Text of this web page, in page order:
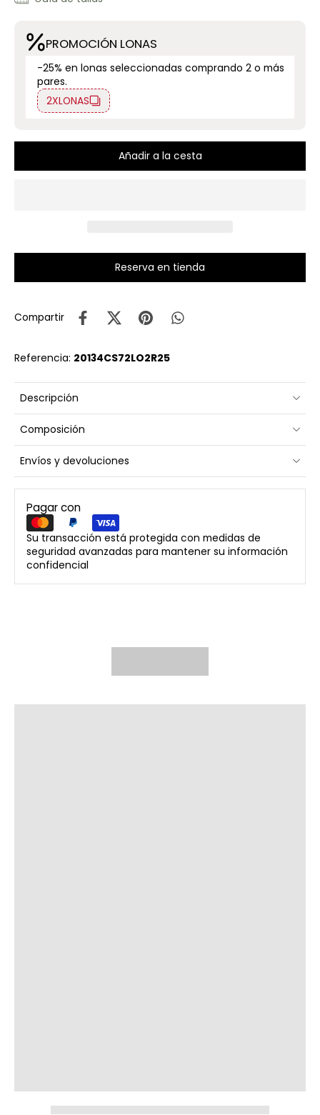
PROMOCIÓN LONAS
-25% en lonas seleccionadas comprando 2 o más
pares.
2XLONAS
Añadir a la cesta
Reserva en tienda
Compartir
Referencia: 20134CS72LO2R25
Descripción
Composición
Envíos y devoluciones
Pagar con
Su transacción está protegida con medidas de
seguridad avanzadas para mantener su información
confidencial